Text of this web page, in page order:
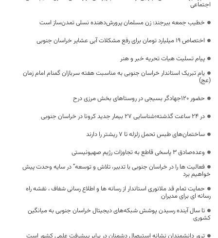
اجتماعی
خطیب جمعه بیرجند: زن مسلمان پرورش‌دهنده نسلی تمدن‌ساز است
اختصاص ۱۹ میلیارد تومان برای رفع مشکلات آبی عشایر خراسان جنوبی
پیام تسلیت هیات تحریه خبر و هنر
یام تبریک استاندار خراسان جنوبی به مناسبت هفته سربازان گمنام امام زمان
(عج)
حضور ۱۲۰جهادگر بسیجی در روستا‌های بخش مرزی درح
در 24 ساعت گذشته؛شناسایی 27 بیمار جدید کرونا در خراسان جنوبی
ساختمان‌های طبس تحمل زلزله تا ۷ ریشتر را دارند
وعده‌صادق ۳ پاسخی قاطع به‌ تجاوزات رژیم‌ صهیونیستی
فعالیت ها را در خراسان جنوبی با تدبیر، تلاش و توسعه” در سایه وحدت پیش
خواهیم برد
حمایت تمام قد ملانوری استاندار از رسانه ها و اطلاع رسانی شفاف ، نقشه راه
رسانه ای برای مدیران
تا سال آینده رسیدن پوشش شبکه‌های دیجیتال خراسان جنوبی به میانگین
کشوری
ترور دانشمندان نشانه استیصال دشمنان در برابر پیشرفت علمی کشور است